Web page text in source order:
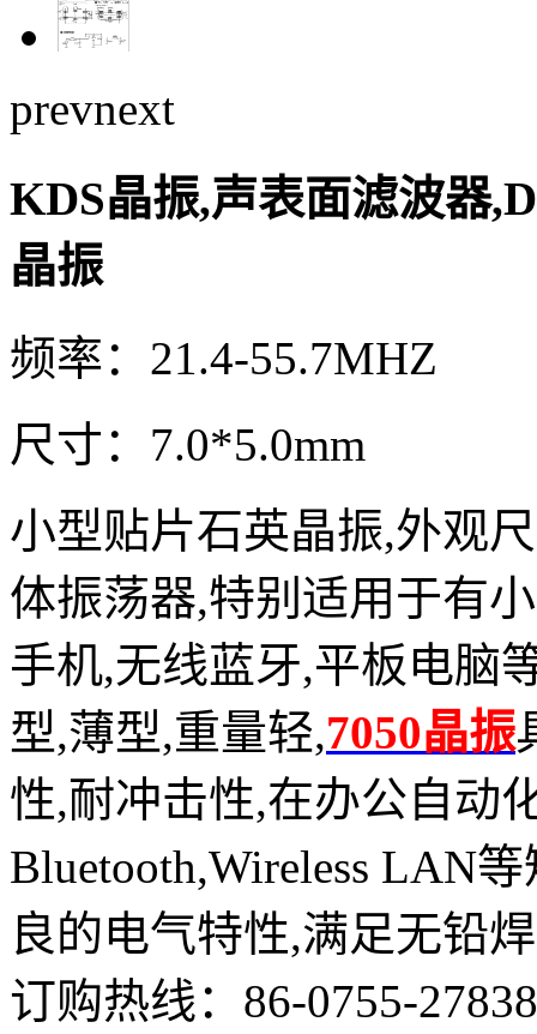
prevnext
KDS晶振,声表面滤波器
晶振
频率：21.4-55.7MHZ
尺寸：7.0*5.0mm
小型贴片石英晶振,外观
体振荡器,特别适用于有
手机,无线蓝牙,平板电脑
型,薄型,重量轻,7050晶振
性,耐冲击性,在办公自动
Bluetooth,Wireless LAN
良的电气特性,满足无铅
订购热线： 86-0755-